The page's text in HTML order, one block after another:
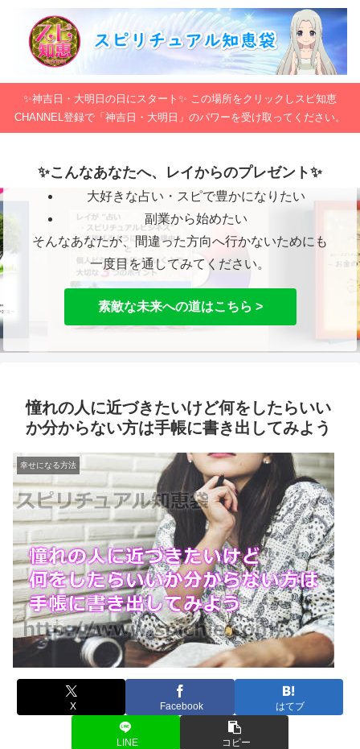
✨神吉日・大明日の日にスタート✨ この場所をクリックしスピ知恵
CHANNEL登録で「神吉日・大明日」のパワーを受け取ってください。
✨こんなあなたへ、レイからのプレゼント✨
大好きな占い・スピで豊かになりたい
副業から始めたい
そんなあなたが、間違った方向へ行かないためにも
一度目を通してみてください。
素敵な未来への道はこちら >
憧れの人に近づきたいけど何をしたらいい
か分からない方は手帳に書き出してみよう
幸せになる方法
X Facebook はてブ
LINE コピー